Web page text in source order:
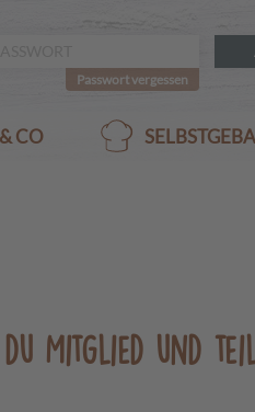
Passwort vergessen
CO
Mitglied und